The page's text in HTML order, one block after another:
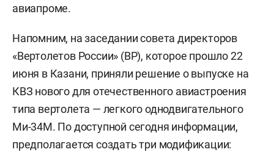
авиапроме.
Напомним, на заседании совета директоров
«Вертолетов России» (ВР), которое прошло 22
июня в Казани, приняли решение о выпуске на
КВЗ нового для отечественного авиастроения
типа вертолета — легкого однодвигательного
Ми-34М. По доступной сегодня информации,
предполагается создать три модификации: